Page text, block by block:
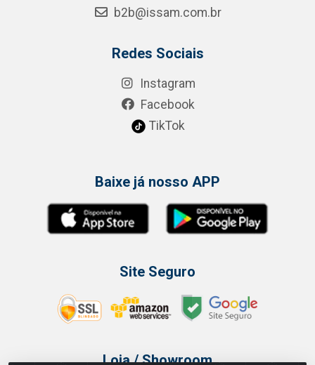
b2b@issam.com.br
Redes Sociais
Instagram
Facebook
TikTok
Baixe já nosso APP
Site Seguro
Loja / Showroom